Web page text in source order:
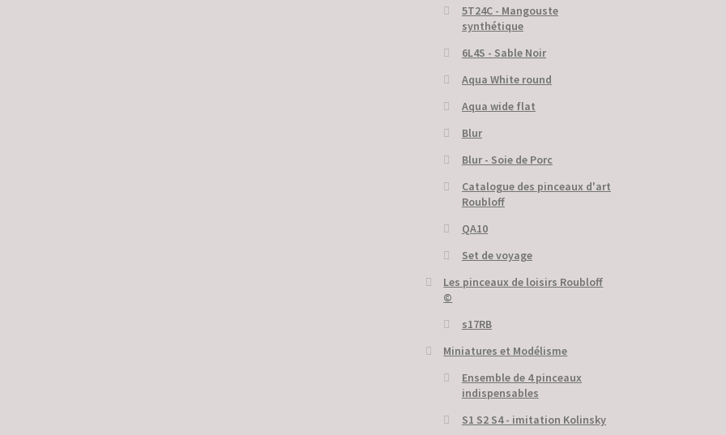
5Т24С - Mangouste
synthétique
6L4S - Sable Noir
Aqua White round
Aqua wide flat
Blur
Blur - Soie de Porc
Catalogue des pinceaux d'art
Roubloff
QA10
Set de voyage
Les pinceaux de loisirs Roubloff
©
s17RB
Miniatures et Modélisme
Ensemble de 4 pinceaux
indispensables
S1 S2 S4 - imitation Kolinsky